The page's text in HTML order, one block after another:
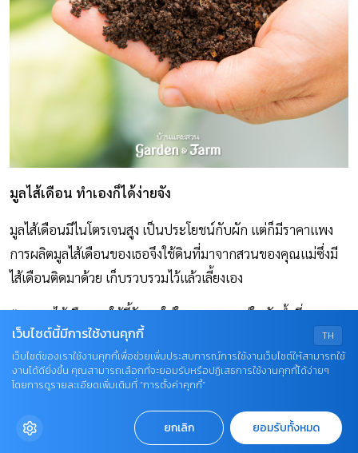
มูลไส้เดือน ทำเองก็ได้ง่ายจัง
มูลไส้เดือนมีไนโตรเจนสูง เป็นประโยชน์กับผัก แต่ก็มีราคาแพง
การผลิตมูลไส้เดือนของเธอจึงใช้ดินที่มาจากสวนของคุณแม่ซึ่งมี
ไส้เดือนติดมาด้วย เก็บรวบรวมไว้แล้วเลี้ยงเอง
“อาหารไส้เดือนจะใช้ขี้วัวนมใส่ในกระสอบแช่ในถังน้ำที่ผสม EM
และจุลินทรีย์สังเคราะห์แสง ทิ้งไว้ 3 วัน หลังจากนั้นบีบมูลวัวให้
สะเด็ดน้ำพอชื้นแล้วแยกใส่กะละมัง ปิดฝาและหมักทิ้งไว้อีก 14
วัน ค่อยปล่อยไส้เดือนลงไป ประมาณ 1 อาทิตย์ก็นำมูลไส้เดือน
มาใช้ได้แล้วค่ะ ระหว่างเลี้ยงก็ให้เศษผัก เศษผลไม้ ข้าวสุกเป็น
อาหารด้วย เพื่อให้เกิดธาตุอาหารมากขึ้น ถ้าเราเห็นว่ามีแต่มูล
TH
เว็บไซต์นี้มีการใช้งานคุกกี้
เว็บไซต์ของเราใช้งานคุกกี้เพื่อช่วยเพิ่มประสบการณ์การใช้งานเว็บไซต์ให้สามารถใช้
งานได้ดียิ่งขึ้น คุณสามารถเลือกที่จะยอมรับหรือปฏิเสธการใช้งานคุกกี้ได้ง่ายๆ
โดยการดูรายละเอียดเพิ่มเติมที่ “การตั้งค่าคุกกี้”
ยกเลิก ยอมรับทั้งหมด